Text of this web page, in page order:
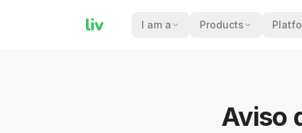
liv I am a Products
Aviso